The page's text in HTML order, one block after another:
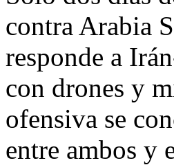
contra Arabia
responde a
con drones y
ofensiva se
entre ambos y